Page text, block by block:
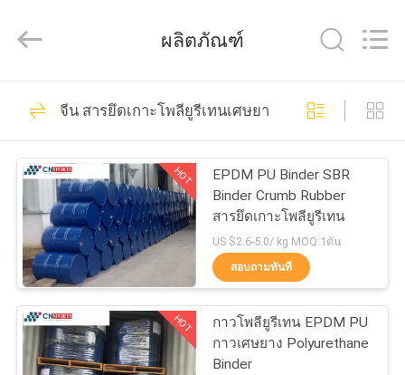
บ้าน
สินค้า
เกี่ยว
กับ
เรา
Materials
All
Reserved.
ลู่วิ่งยาง
59
ลู่วิ่ง PU
74
ผลิตภัณฑ์
จีน สารยึดเกาะโพลียูรีเทนเศษยาง
HOT
EPDM PU Binder SBR
Binder Crumb Rubber
สารยึดเกาะโพลียูรีเทน
US $2.6-5.0/ kg MOQ:1ตัน
สอบถามทันที
HOT
กาวโพลียูรีเทน EPDM PU
กาวเศษยาง Polyurethane
Binder